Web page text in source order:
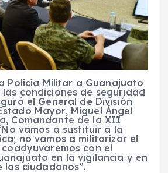
Policía Militar a Guanajuato
condiciones de seguridad
el General de División
Mayor, Miguel Ángel
Comandante de la XII
vamos a sustituir a la
no vamos a militarizar el
con el
en la vigilancia y en
los ciudadanos”.